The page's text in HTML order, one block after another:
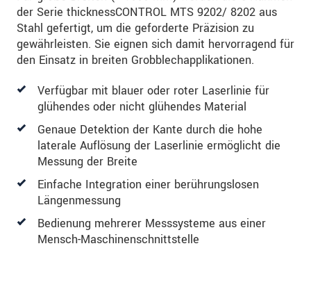
der Serie thicknessCONTROL MTS 9202/ 8202 aus
Stahl gefertigt, um die geforderte Präzision zu
gewährleisten. Sie eignen sich damit hervorragend für
den Einsatz in breiten Grobblechapplikationen.
Verfügbar mit blauer oder roter Laserlinie für
glühendes oder nicht glühendes Material
Genaue Detektion der Kante durch die hohe
laterale Auflösung der Laserlinie ermöglicht die
Messung der Breite
Einfache Integration einer berührungslosen
Längenmessung
Bedienung mehrerer Messsysteme aus einer
Mensch-Maschinenschnittstelle